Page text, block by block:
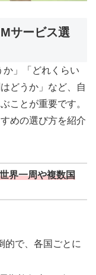
サービス選
」「どれくらい
どうか」など、自
ことが重要です。
めの選び方を紹介
界一周や複数国
的で、各国ごとに